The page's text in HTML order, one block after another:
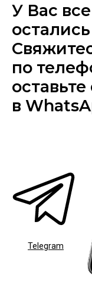
У Вас
по
в
Telegram